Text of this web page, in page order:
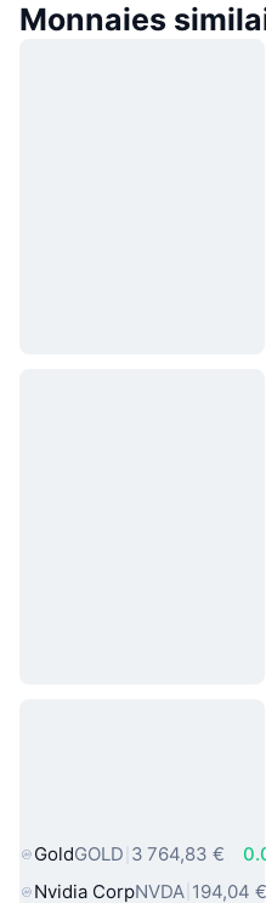
Monnaies
Actifs du
GoldGOLD 3 764,83 €
Nvidia CorpNVDA 194,04 €